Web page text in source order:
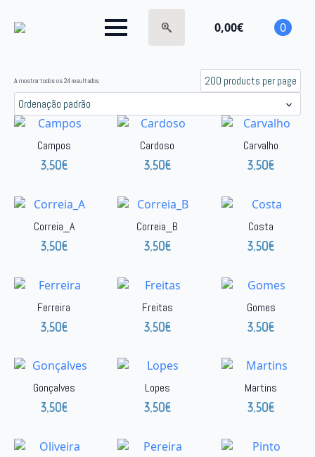
0,00€ 0
A mostrar todos os 24 resultados
Campos
3,50€
Cardoso
3,50€
Carvalho
3,50€
Correia_A
3,50€
Correia_B
3,50€
Costa
3,50€
Ferreira
3,50€
Freitas
3,50€
Gomes
3,50€
Gonçalves
3,50€
Lopes
3,50€
Martins
3,50€